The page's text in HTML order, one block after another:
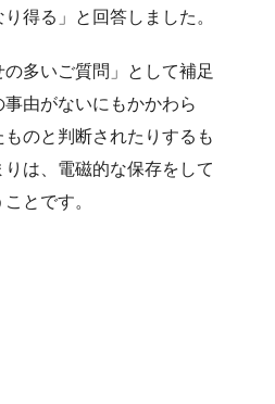
得る」と回答しました。
多いご質問」として補足
由がないにもかかわら
のと判断されたりするも
は、電磁的な保存をして
とです。